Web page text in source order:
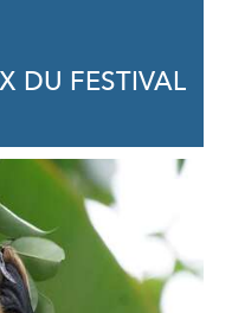
DU FESTIVAL